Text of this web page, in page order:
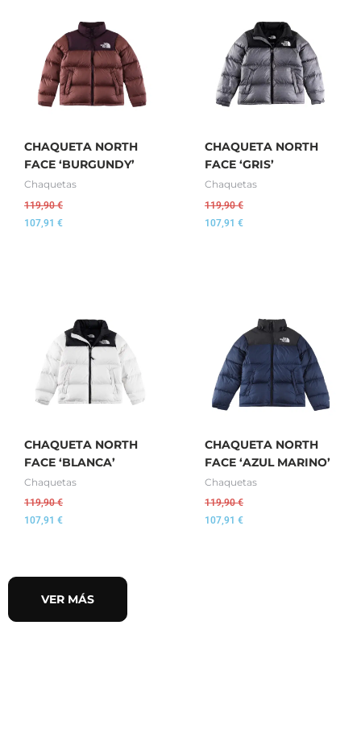
CHAQUETA NORTH
FACE ‘BURGUNDY’
Chaquetas
119,90€
107,91 €
CHAQUETA NORTH
FACE ‘GRIS’
Chaquetas
119,90€
107,91 €
CHAQUETA NORTH
FACE ‘BLANCA’
Chaquetas
119,90€
107,91 €
CHAQUETA NORTH
FACE ‘AZUL MARINO’
Chaquetas
119,90€
107,91 €
VER MÁS